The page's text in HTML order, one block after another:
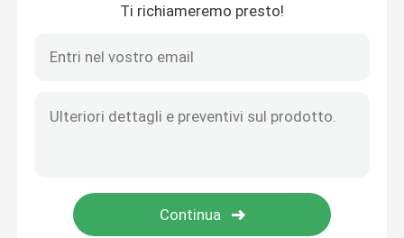
Ti richiameremo presto!